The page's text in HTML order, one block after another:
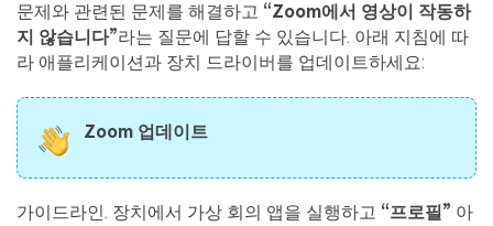
문제와 관련된 문제를 해결하고 “Zoom에서 영상이 작동하
지 않습니다”라는 질문에 답할 수 있습니다. 아래 지침에 따
라 애플리케이션과 장치 드라이버를 업데이트하세요:
Zoom 업데이트
가이드라인. 장치에서 가상 회의 앱을 실행하고 “프로필” 아